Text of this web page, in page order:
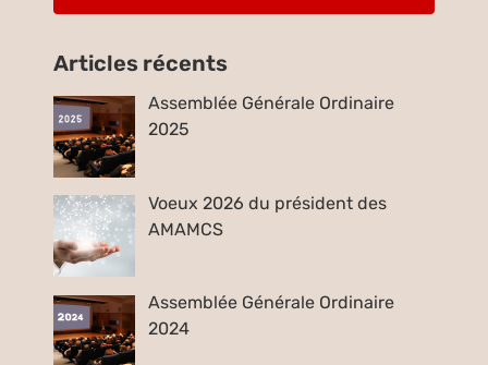
Articles récents
Assemblée Générale Ordinaire
2025
Voeux 2026 du président des
AMAMCS
Assemblée Générale Ordinaire
2024